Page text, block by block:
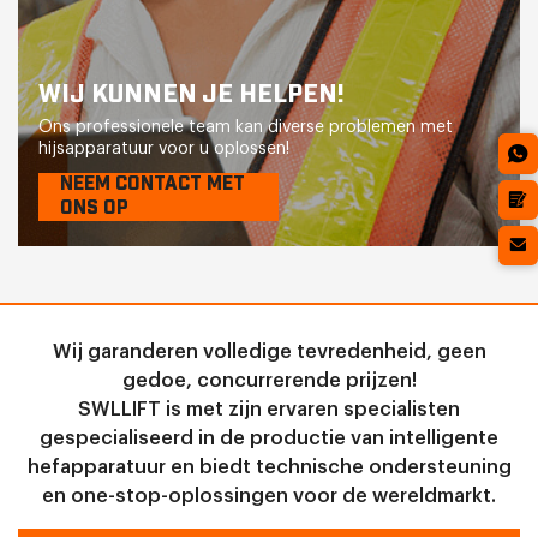
WIJ KUNNEN JE HELPEN!
Ons professionele team kan diverse problemen met
hijsapparatuur voor u oplossen!
NEEM CONTACT MET
ONS OP
Wij garanderen volledige tevredenheid, geen
gedoe, concurrerende prijzen!
SWLLIFT is met zijn ervaren specialisten
gespecialiseerd in de productie van intelligente
hefapparatuur en biedt technische ondersteuning
en one-stop-oplossingen voor de wereldmarkt.